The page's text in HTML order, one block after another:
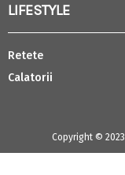
LIFESTYLE
Retete
Calatorii
Copyright ©